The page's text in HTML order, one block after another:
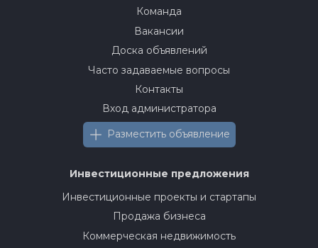
Команда
Вакансии
Доска объявлений
Часто задаваемые вопросы
Контакты
Вход администратора
Разместить объявление
Инвестиционные предложения
Инвестиционные проекты и стартапы
Продажа бизнеса
Коммерческая недвижимость